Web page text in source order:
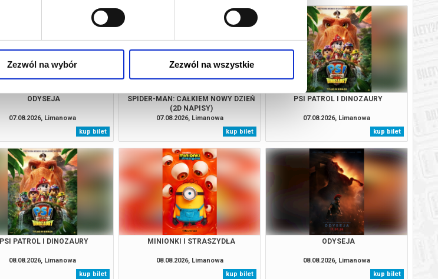
Zezwól na wybór Zezwól na wszystkie
ODYSEJA
07.08.2026, Limanowa
kup bilet
SPIDER-MAN: CAŁKIEM NOWY DZIEŃ
(2D NAPISY)
07.08.2026, Limanowa
kup bilet
PSI PATROL I DINOZAURY
07.08.2026, Limanowa
kup bilet
PSI PATROL I DINOZAURY
08.08.2026, Limanowa
kup bilet
MINIONKI I STRASZYDŁA
08.08.2026, Limanowa
kup bilet
ODYSEJA
08.08.2026, Limanowa
kup bilet